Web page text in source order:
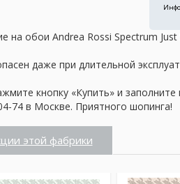
обои Andrea Rossi Spectrum
даже при длительной
кнопку «Купить» и
74 в Москве. Приятного шопинга!
этой фабрики